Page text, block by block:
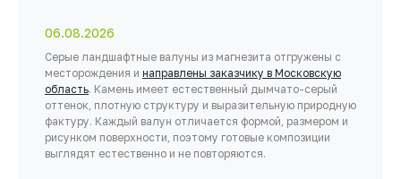
06.08.2026
Серые ландшафтные валуны из магнезита отгружены с
месторождения и направлены заказчику в Московскую
область. Камень имеет естественный дымчато-серый
оттенок, плотную структуру и выразительную природную
фактуру. Каждый валун отличается формой, размером и
рисунком поверхности, поэтому готовые композиции
выглядят естественно и не повторяются.